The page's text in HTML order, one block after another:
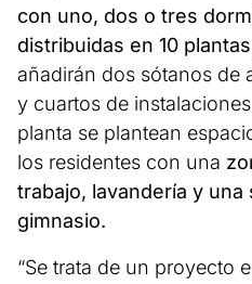
con uno, dos o tres
distribuidas en 10
añadirán dos sótanos de
y cuartos de
planta se plantean
los residentes con una
trabajo, lavandería y una
gimnasio.
“Se trata de un proyecto